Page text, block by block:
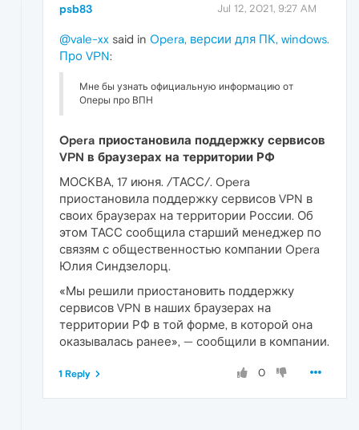
psb83 Jul 12, 2021, 9:27 AM
@vale-xx said in Opera, версии для ПК, windows.
Про VPN:
Мне бы узнать официальную информацию от
Оперы про ВПН
Opera приостановила поддержку сервисов
VPN в браузерах на территории РФ
МОСКВА, 17 июня. /ТАСС/. Opera
приостановила поддержку сервисов VPN в
своих браузерах на территории России. Об
этом ТАСС сообщила старший менеджер по
связям с общественностью компании Opera
Юлия Синдзелорц.
«Мы решили приостановить поддержку
сервисов VPN в наших браузерах на
территории РФ в той форме, в которой она
оказывалась ранее», — сообщили в компании.
0
1 Reply